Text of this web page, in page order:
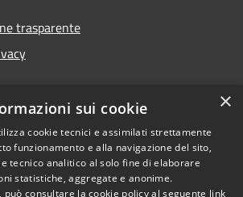
trasparente
accessibilità
Copyright © 2026 • Comune di
×
sui cookie
cookie tecnici e assimilati strettamente
funzionamento e alla navigazione del sito,
tecnico analitico al solo fine di elaborare
statistiche, aggregate e anonime.
consultare la cookie policy al seguente link